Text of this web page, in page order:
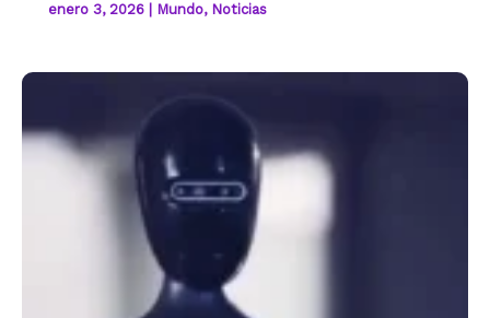
enero 3, 2026 Mundo, Noticias